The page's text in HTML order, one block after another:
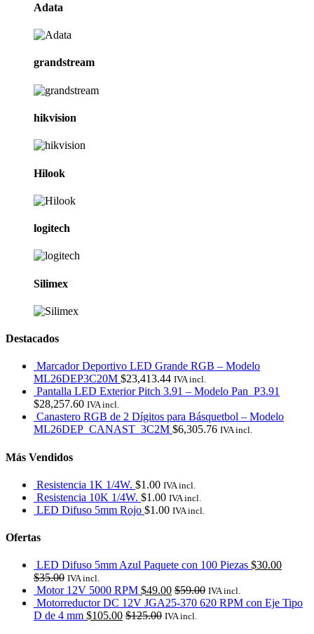
Adata
grandstream
hikvision
Hilook
logitech
Silimex
Destacados
Marcador Deportivo LED Grande RGB – Modelo
ML26DEP3C20M $23,413.44 IVA incl.
Pantalla LED Exterior Pitch 3.91 – Modelo Pan_P3.91
$28,257.60 IVA incl.
Canastero RGB de 2 Dígitos para Básquetbol – Modelo
ML26DEP_CANAST_3C2M $6,305.76 IVA incl.
Más Vendidos
Resistencia 1K 1/4W. $1.00 IVA incl.
Resistencia 10K 1/4W. $1.00 IVA incl.
LED Difuso 5mm Rojo $1.00 IVA incl.
Ofertas
LED Difuso 5mm Azul Paquete con 100 Piezas $30.00
$35.00 IVA incl.
Motor 12V 5000 RPM $49.00 $59.00 IVA incl.
Motorreductor DC 12V JGA25-370 620 RPM con Eje Tipo
D de 4 mm $105.00 $125.00 IVA incl.